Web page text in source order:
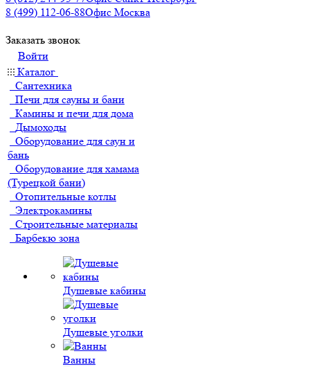
8 (499) 112-06-88Офис Москва
Заказать звонок
Войти
Каталог
Сантехника
Печи для сауны и бани
Камины и печи для дома
Дымоходы
Оборудование для саун и
бань
Оборудование для хамама
(Турецкой бани)
Отопительные котлы
Электрокамины
Строительные материалы
Барбекю зона
Душевые кабины
Душевые уголки
Ванны